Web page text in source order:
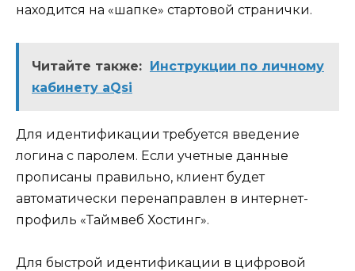
находится на «шапке» стартовой странички.
Читайте также: Инструкции по личному
кабинету aQsi
Для идентификации требуется введение
логина с паролем. Если учетные данные
прописаны правильно, клиент будет
автоматически перенаправлен в интернет-
профиль «Таймвеб Хостинг».
Для быстрой идентификации в цифровой